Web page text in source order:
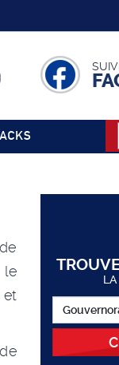
le
et